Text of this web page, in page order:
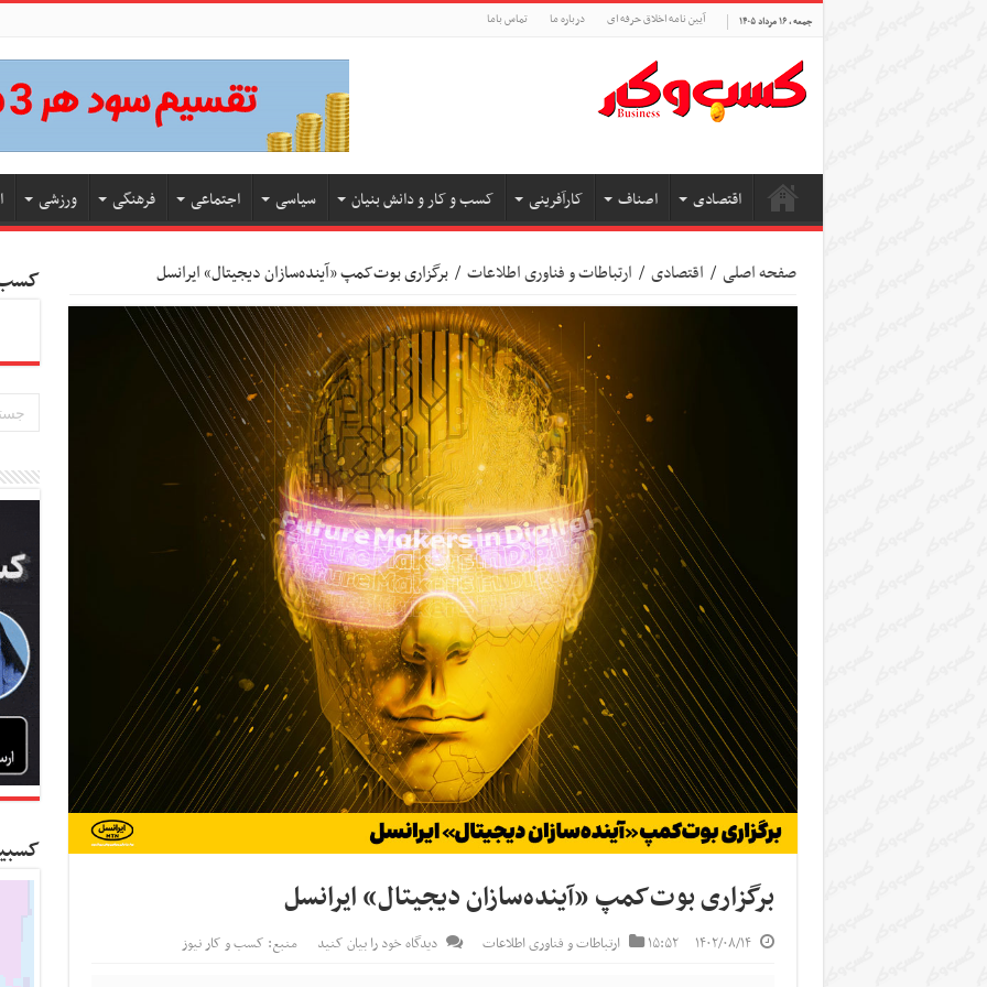
جمعه , ۱۶ مرداد ۱۴۰۵ آیین نامه اخلاق حرفه ای درباره ما تماس باما
اقتصادی اصناف کارآفرینی کسب و کار و دانش بنیان سیاسی اجتماعی فرهنگی ورزشی
صفحه اصلی / اقتصادی / ارتباطات و فناوری اطلاعات / برگزاری بوت‌کمپ «آینده‌سازان دیجیتال» ایرانسل
برگزاری بوت‌کمپ «آینده‌سازان دیجیتال» ایرانسل
۱۴۰۲/۰۸/۱۴ ۱۵:۵۲ ارتباطات و فناوری اطلاعات دیدگاه خود را بیان کنید منبع: کسب و کار نیوز
کسب